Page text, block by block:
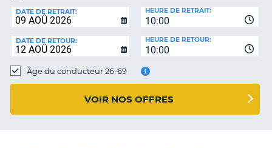
LANGUE
DE
RESTITUTION:
DATE DE RETRAIT:
10:00
HEURE DE RETRAIT:
DATE DE RETOUR:
10:00
HEURE DE RETOUR:
Âge du conducteur 26-69
VOIR NOS OFFRES